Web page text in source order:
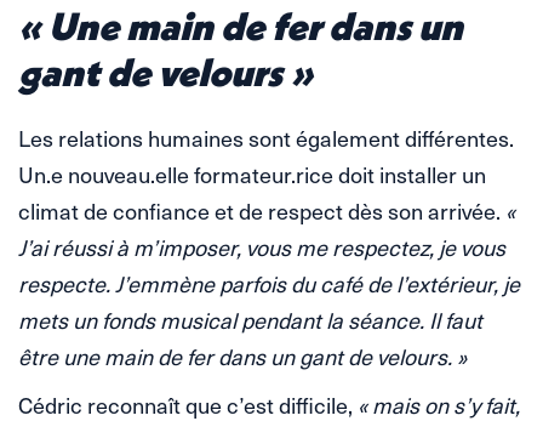
« Une main de fer dans un
gant de velours »
Les relations humaines sont également différentes.
Un.e nouveau.elle formateur.rice doit installer un
climat de confiance et de respect dès son arrivée. «
J’ai réussi à m’imposer, vous me respectez, je vous
respecte. J’emmène parfois du café de l’extérieur, je
mets un fonds musical pendant la séance. Il faut
être une main de fer dans un gant de velours. »
Cédric reconnaît que c’est difficile, « mais on s’y fait,